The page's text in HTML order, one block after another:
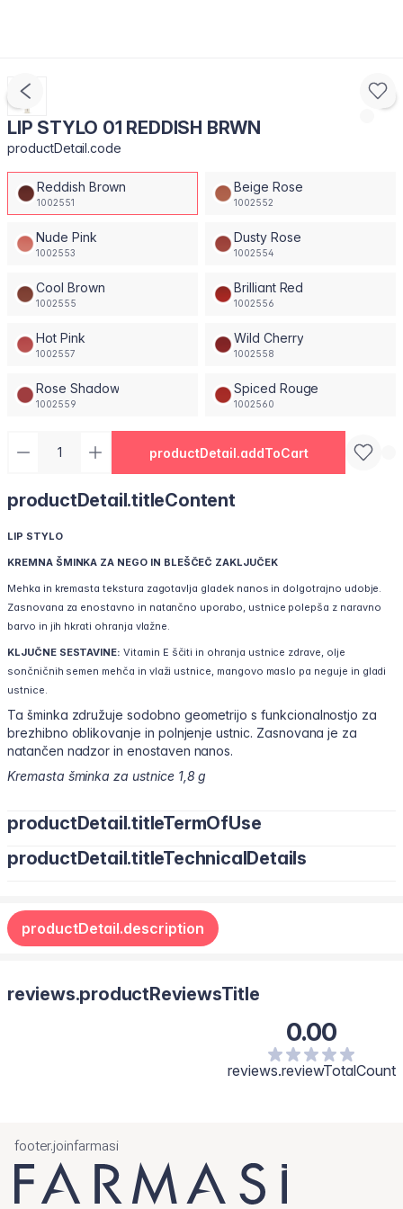
LIP STYLO 01 REDDISH BRWN
productDetail.code
Reddish Brown
1002551
Beige Rose
1002552
Nude Pink
1002553
Dusty Rose
1002554
Cool Brown
1002555
Brilliant Red
1002556
Hot Pink
1002557
Wild Cherry
1002558
Rose Shadow
1002559
Spiced Rouge
1002560
productDetail.addToCart
productDetail.titleContent
LIP STYLO
KREMNA ŠMINKA ZA NEGO IN BLEŠČEČ ZAKLJUČEK
Mehka in kremasta tekstura zagotavlja gladek nanos in dolgotrajno udobje.
Zasnovana za enostavno in natančno uporabo, ustnice polepša z naravno
barvo in jih hkrati ohranja vlažne.
KLJUČNE SESTAVINE: Vitamin E ščiti in ohranja ustnice zdrave, olje
sončničnih semen mehča in vlaži ustnice, mangovo maslo pa neguje in gladi
ustnice.
Ta šminka združuje sodobno geometrijo s funkcionalnostjo za
brezhibno oblikovanje in polnjenje ustnic. Zasnovana je za
natančen nadzor in enostaven nanos.
Kremasta šminka za ustnice 1,8 g
productDetail.titleTermOfUse
productDetail.titleTechnicalDetails
productDetail.description
reviews.productReviewsTitle
0.00
reviews.reviewTotalCount
footer.joinfarmasi